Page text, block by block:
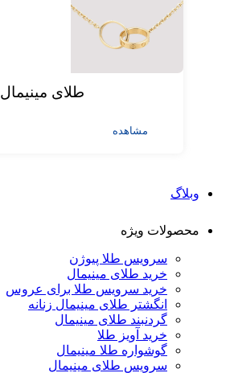
طلای مینیمال
مشاهده
وبلاگ
محصولات ویژه
سرویس طلا پیوژن
خرید طلای مینیمال
خرید سرویس طلا برای عروس
انگشتر طلای مینیمال زنانه
گردنبند طلای مینیمال
خرید آویز طلا
گوشواره طلا مینیمال
سرویس طلای مینیمال